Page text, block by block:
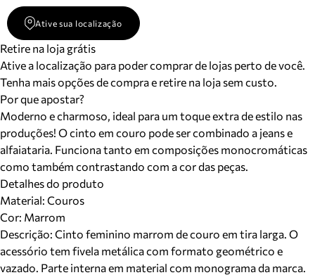
Ative sua localização
Retire na loja grátis
Ative a localização para poder comprar de lojas perto de você.
Tenha mais opções de compra e retire na loja sem custo.
Por que apostar?
Moderno e charmoso, ideal para um toque extra de estilo nas
produções! O cinto em couro pode ser combinado a jeans e
alfaiataria. Funciona tanto em composições monocromáticas
como também contrastando com a cor das peças.
Detalhes do produto
Material: Couros
Cor: Marrom
Descrição: Cinto feminino marrom de couro em tira larga. O
acessório tem fivela metálica com formato geométrico e
vazado. Parte interna em material com monograma da marca.